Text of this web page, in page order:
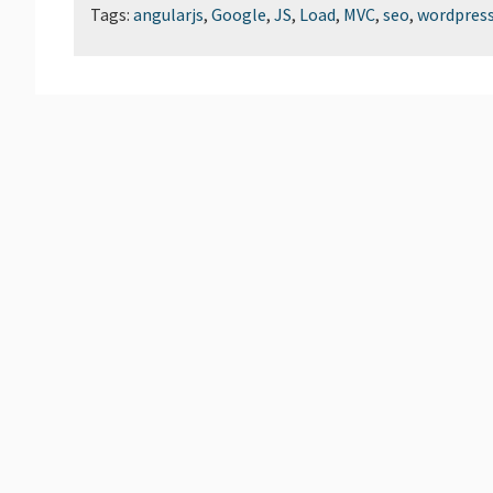
Tags: angularjs, Google, JS, Load, MVC, seo,